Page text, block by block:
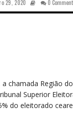
29, 2020 0
chamada Região
Superior
do eleitorado